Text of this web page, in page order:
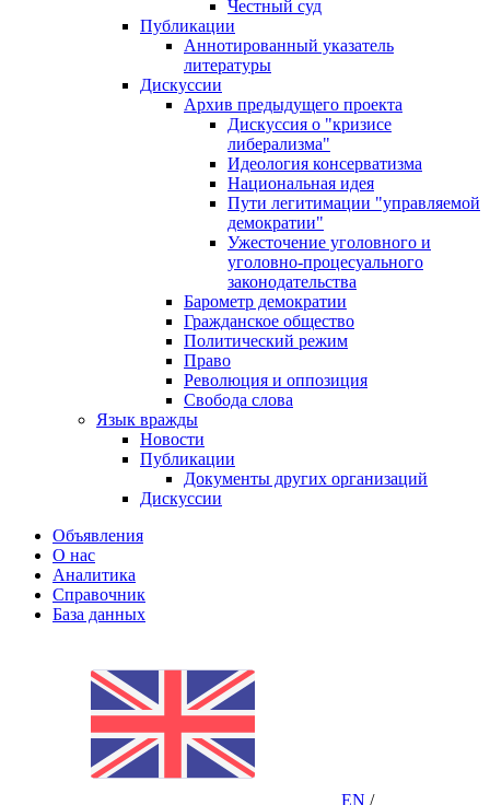
Честный суд
Публикации
Аннотированный указатель
литературы
Дискуссии
Архив предыдущего проекта
Дискуссия о "кризисе
либерализма"
Идеология консерватизма
Национальная идея
Пути легитимации "управляемой
демократии"
Ужесточение уголовного и
уголовно-процесуального
законодательства
Барометр демократии
Гражданское общество
Политический режим
Право
Революция и оппозиция
Свобода слова
Язык вражды
Новости
Публикации
Документы других организаций
Дискуссии
Объявления
О нас
Аналитика
Справочник
База данных
EN /